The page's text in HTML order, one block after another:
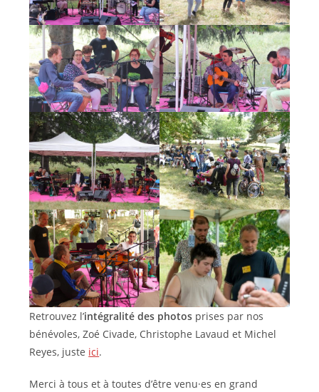
Retrouvez l’intégralité des photos prises par nos
bénévoles, Zoé Civade, Christophe Lavaud et Michel
Reyes, juste ici.
Merci à tous et à toutes d’être venu·es en grand